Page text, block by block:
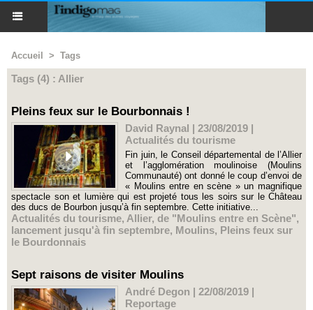
Accueil > Tags
Tags (4) : Allier
Pleins feux sur le Bourbonnais !
David Raynal | 23/08/2019 |
Actualités du tourisme
Fin juin, le Conseil départemental de l’Allier
et l’agglomération moulinoise (Moulins
Communauté) ont donné le coup d’envoi de
« Moulins entre en scène » un magnifique
spectacle son et lumière qui est projeté tous les soirs sur le Château
des ducs de Bourbon jusqu’à fin septembre. Cette initiative...
Actualités du tourisme, Allier, de "Moulins entre en Scène",
lancement jusqu'à fin septembre, Moulins, Pleins feux sur
le Bourdonnais
Sept raisons de visiter Moulins
André Degon | 22/08/2019 |
Reportage